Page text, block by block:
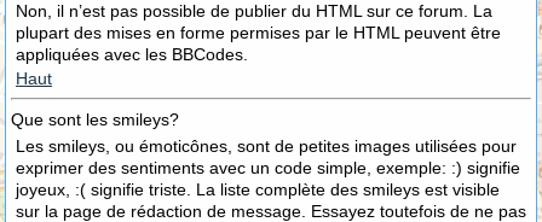
Non, il n’est pas possible de publier du HTML sur ce forum. La
plupart des mises en forme permises par le HTML peuvent être
appliquées avec les BBCodes.
Haut
Que sont les smileys?
Les smileys, ou émoticônes, sont de petites images utilisées pour
exprimer des sentiments avec un code simple, exemple: :) signifie
joyeux, :( signifie triste. La liste complète des smileys est visible
sur la page de rédaction de message. Essayez toutefois de ne pas